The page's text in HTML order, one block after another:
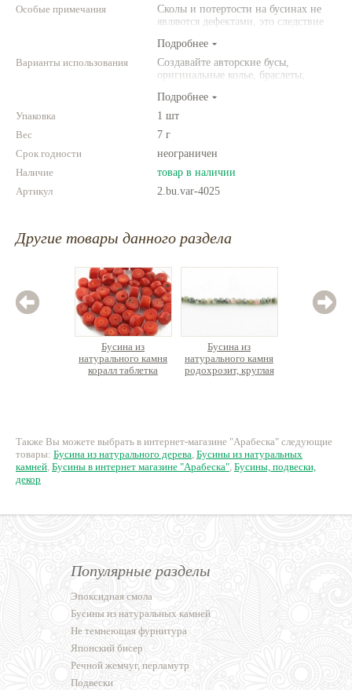
Новинки!
О магазине
Особые примечания
Сколы и потертости на бусинах не
являются дефектами, это следствие
природного камня. Цвет и размер
товара может отличаться от
представленных на фото.
Подробнее
Варианты использования
Создавайте авторские бусы,
оригинальные колье, браслеты,
Комбинируйте различные цвета и
размеры. Фантазируйте!
Подробнее
Упаковка
1 шт
Вес
7 г
Срок годности
неограничен
Наличие
товар в наличии
Артикул
2.bu.var-4025
Другие товары данного раздела
Бусина из
натурального камня
коралл таблетка
Бусина из
натурального камня
родохрозит, круглая
Также Вы можете выбрать в интернет-магазине "Арабеска" следующие
товары: Бусина из натурального дерева, Бусины из натуральных
камней, Бусины в интернет магазине "Арабеска", Бусины, подвески,
декор
Популярные разделы
Эпоксидная смола
Бусины из натуральных камней
Не темнеющая фурнитура
Японский бисер
Речной жемчуг, перламутр
Подвески